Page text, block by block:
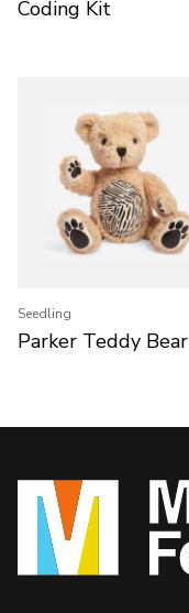
Coding Kit
Seedling
Parker Teddy Bear